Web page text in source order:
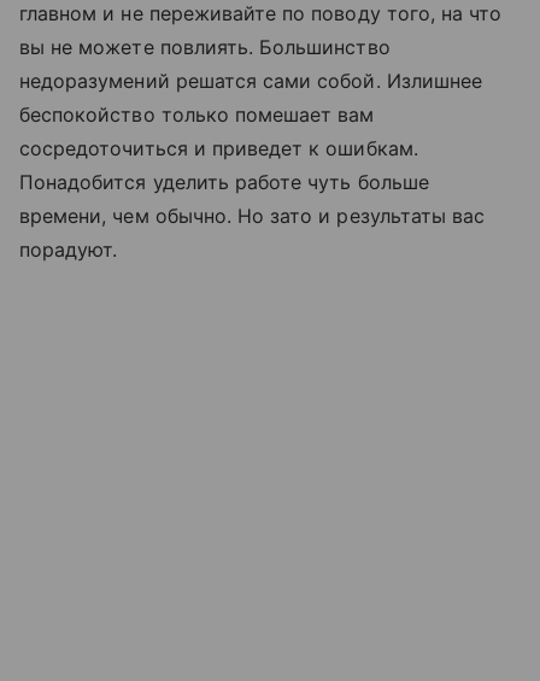
главном и не переживайте по поводу того, на что
вы не можете повлиять. Большинство
недоразумений решатся сами собой. Излишнее
беспокойство только помешает вам
сосредоточиться и приведет к ошибкам.
Понадобится уделить работе чуть больше
времени, чем обычно. Но зато и результаты вас
порадуют.